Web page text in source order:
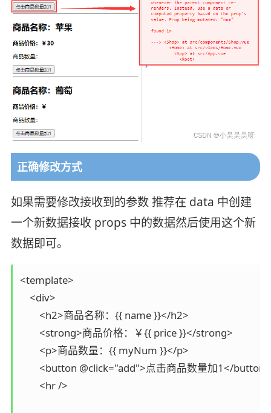
正确修改方式
如果需要修改接收到的参数 推荐在 data 中创建
一个新数据接收 props 中的数据然后使用这个新
数据即可。
<template>
    <div>
        <h2>商品名称：{{ name }}</h2>
        <strong>商品价格：￥{{ price }}</strong>
        <p>商品数量：{{ myNum }}</p>
        <button @click="add">点击商品数量加1</button>
        <hr />